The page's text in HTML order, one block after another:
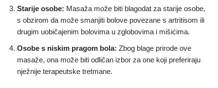
Starije osobe: Masaža može biti blagodat za starije osobe,
s obzirom da može smanjiti bolove povezane s artritisom ili
drugim uobičajenim bolovima u zglobovima i mišićima.
Osobe s niskim pragom bola: Zbog blage prirode ove
masaže, ona može biti odličan izbor za one koji preferiraju
nježnije terapeutske tretmane.